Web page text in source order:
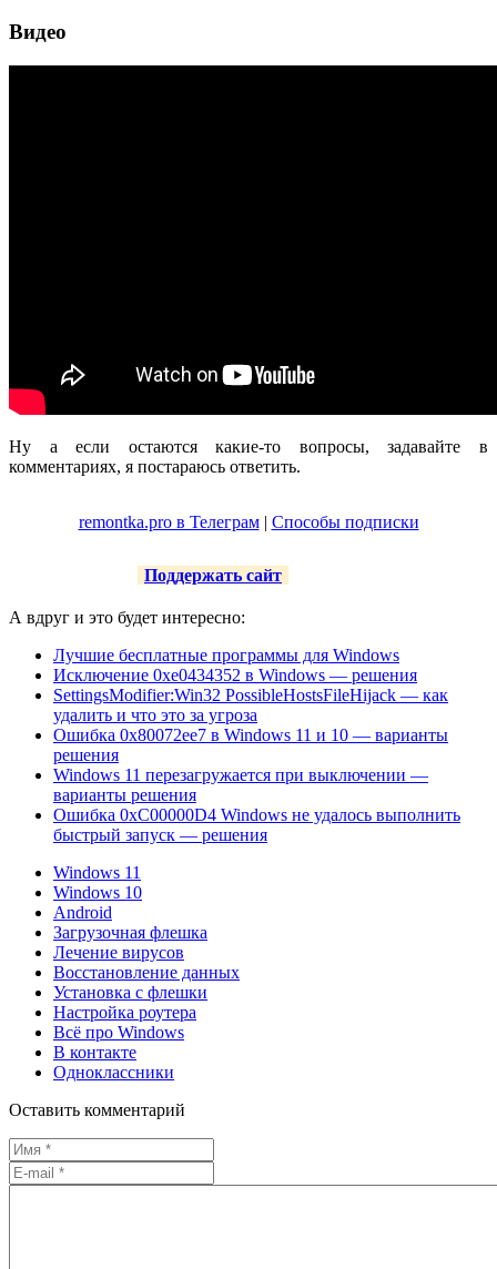
Видео
Ну а если остаются какие-то вопросы, задавайте в
комментариях, я постараюсь ответить.
remontka.pro в Телеграм| Способы подписки
Поддержать сайт
А вдруг и это будет интересно:
Лучшие бесплатные программы для Windows
Исключение 0xe0434352 в Windows — решения
SettingsModifier:Win32 PossibleHostsFileHijack — как
удалить и что это за угроза
Ошибка 0x80072ee7 в Windows 11 и 10 — варианты
решения
Windows 11 перезагружается при выключении —
варианты решения
Ошибка 0xC00000D4 Windows не удалось выполнить
быстрый запуск — решения
Windows 11
Windows 10
Android
Загрузочная флешка
Лечение вирусов
Восстановление данных
Установка с флешки
Настройка роутера
Всё про Windows
В контакте
Одноклассники
Оставить комментарий